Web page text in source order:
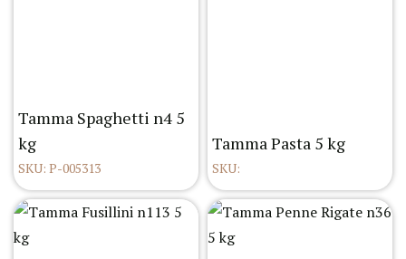
Tamma Spaghetti n4 5
kg
SKU: P-005313
Tamma Pasta 5 kg
SKU: